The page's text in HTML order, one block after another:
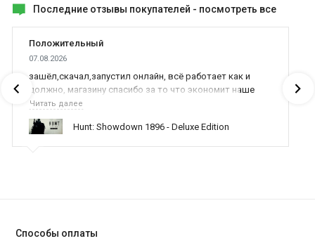
Последние отзывы покупателей - посмотреть все
Положительный
07.08.2026
зашёл,скачал,запустил онлайн, всё работает как и
должно, магазину спасибо за то что экономит наше
время,нервы и деньги, ребята вы красава оказываете
поддержку населению и походу из всех только вы и
оказываете помощь
Читать далее
Hunt: Showdown 1896 - Deluxe Edition
Способы оплаты